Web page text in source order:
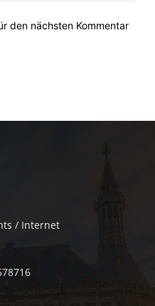
den nächsten Kommentar
/ Internet